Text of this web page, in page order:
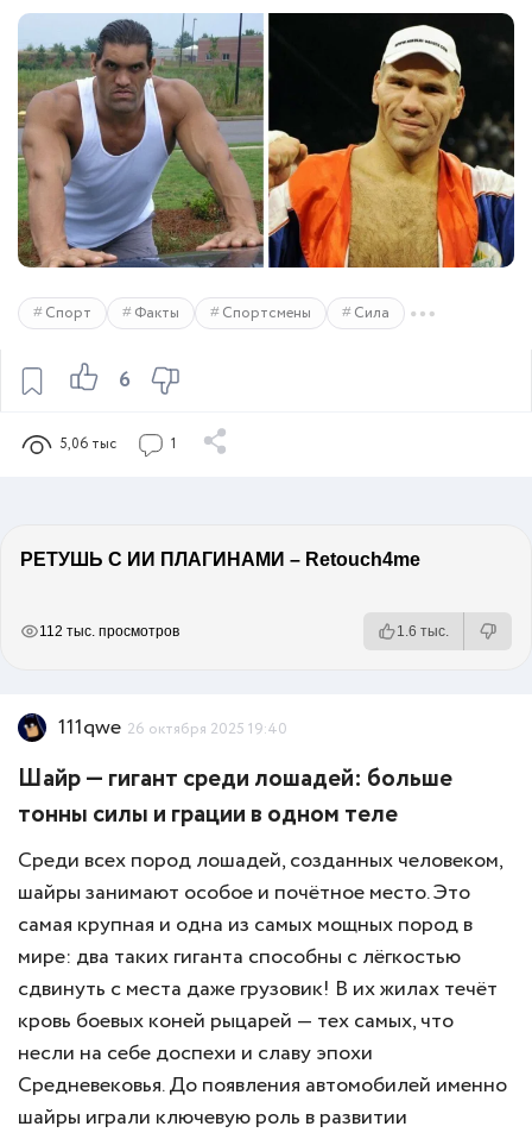
6
Спорт Факты Спортсмены Сила
5,06 тыс 1
РЕТУШЬ С ИИ ПЛАГИНАМИ – Retouch4me
112 тыс. просмотров 1.6 тыс.
111qwe 26 октября 2025 19:40
Шайр — гигант среди лошадей: больше
тонны силы и грации в одном теле
Среди всех пород лошадей, созданных человеком,
шайры занимают особое и почётное место. Это
самая крупная и одна из самых мощных пород в
мире: два таких гиганта способны с лёгкостью
сдвинуть с места даже грузовик! В их жилах течёт
кровь боевых коней рыцарей — тех самых, что
несли на себе доспехи и славу эпохи
Средневековья. До появления автомобилей именно
шайры играли ключевую роль в развитии